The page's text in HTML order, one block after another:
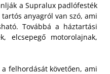
a Supralux padlófesték
anyagról van szó, ami
Továbbá a háztartási
elcsepegő motorolajnak,
felhordását követően, ami